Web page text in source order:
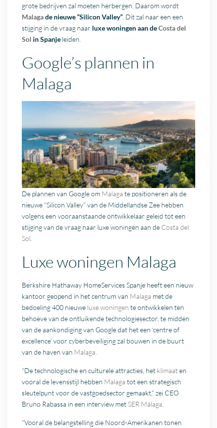
grote bedrijven zal moeten herbergen. Daarom wordt
Malagade nieuwe “Silicon Valley” . Dit zal naar een een
stijging in de vraag naar luxe woningen aan deCosta del
Sol in Spanje leiden.
Google’s plannen in
Malaga
De plannen van Google om Malaga te positioneren als de
nieuwe “Silicon Valley” van de Middellandse Zee hebben
volgens een vooraanstaande ontwikkelaar geleid tot een
stijging van de vraag naar luxe woningen aan de Costa del
Sol
Luxe woningen Malaga
Berkshire Hathaway HomeServices Spanje heeft een nieuw
kantoor geopend in het centrum van Malaga met de
bedoeling 400 nieuwe luxe woningen te ontwikkelen ten
behoeve van de ontluikende technologiesector, te midden
van de aankondiging van Google dat het een ‘centre of
excellence’ voor cyberbeveiliging zal bouwen in de buurt
van de haven van Malaga
“De technologische en culturele attracties, het klimaaten
vooral de levensstijl hebben Malaga tot een strategisch
sleutelpunt voor de vastgoedsector gemaakt,” zei CEO
Bruno Rabassa in een interview metSER Málaga
“Vooral de belangstelling die Noord-Amerikanen tonen